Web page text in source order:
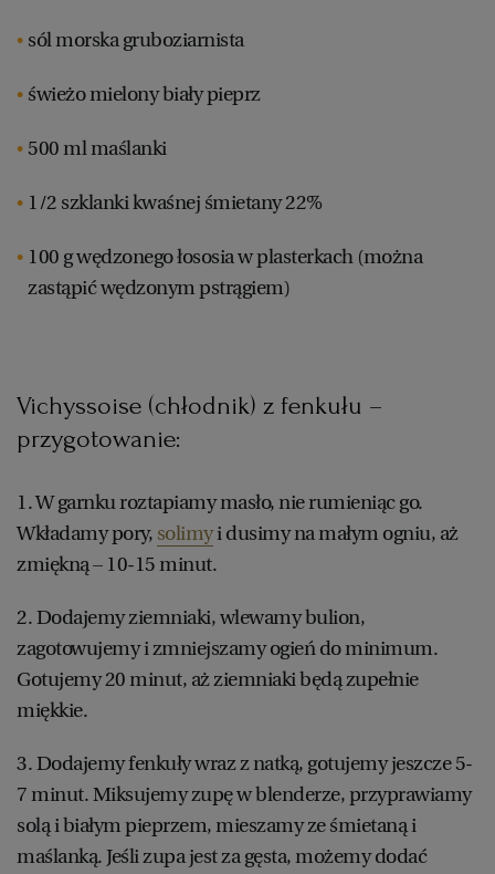
sól morska gruboziarnista
świeżo mielony biały pieprz
500 ml maślanki
1/2 szklanki kwaśnej śmietany 22%
100 g wędzonego łososia w plasterkach (można
zastąpić wędzonym pstrągiem)
Vichyssoise (chłodnik) z fenkułu –
przygotowanie:
1. W garnku roztapiamy masło, nie rumieniąc go.
Wkładamy pory, solimyi dusimy na małym ogniu, aż
zmiękną – 10-15 minut.
2. Dodajemy ziemniaki, wlewamy bulion,
zagotowujemy i zmniejszamy ogień do minimum.
Gotujemy 20 minut, aż ziemniaki będą zupełnie
miękkie.
3. Dodajemy fenkuły wraz z natką, gotujemy jeszcze 5-
7 minut. Miksujemy zupę w blenderze, przyprawiamy
solą i białym pieprzem, mieszamy ze śmietaną i
maślanką. Jeśli zupa jest za gęsta, możemy dodać